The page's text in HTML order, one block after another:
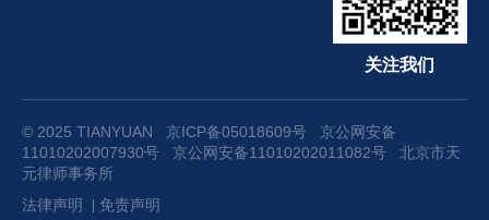
关注我们
© 2025 TIANYUAN 京ICP备05018609号
京公网安备
11010202007930号
京公网安备11010202011082号 北京市天
元律师事务所
法律声明
免责声明